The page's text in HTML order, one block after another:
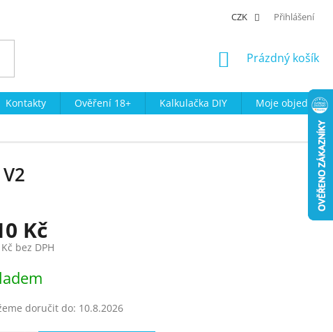
CZK Přihlášení
NÁKUPNÍ
Prázdný košík
Kontakty Ověření 18+ Kalkulačka DIY
Moje
Kč
bez DPH
doručit do: 10.8.2026